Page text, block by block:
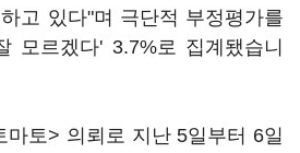
고 있다"며 극단적 부정평가를
모르겠다' 3.7%로 집계됐습니
마토> 의뢰로 지난 5일부터 6일